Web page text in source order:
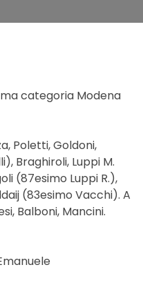
categoria Modena
Poletti, Goldoni,
Braghiroli, Luppi M.
(87esimo Luppi R.),
(83esimo Vacchi). A
Balboni, Mancini.